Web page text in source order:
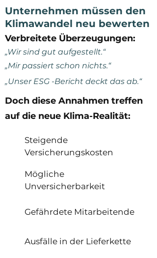
Unternehmen müssen den
Klimawandel neu bewerten
Verbreitete Überzeugungen:
„Wir sind gut aufgestellt.“
„Mir passiert schon nichts.“
„Unser ESG -Bericht deckt das ab.“
Doch diese Annahmen treffen
auf die neue Klima-Realität:
Steigende
Versicherungskosten
Mögliche
Unversicherbarkeit
Gefährdete Mitarbeitende
Ausfälle in der Lieferkette